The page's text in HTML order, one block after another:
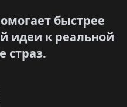
быстрее
идеи к реальной
страз.